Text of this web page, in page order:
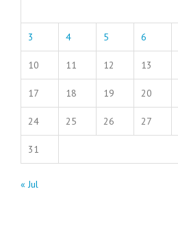
3 4 5 6
10 11 12 13
17 18 19 20
24 25 26 27
31
« Jul